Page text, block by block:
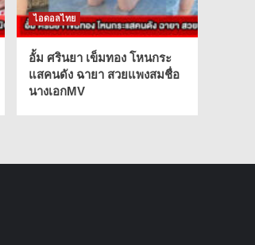
ไอดอลไทย
อั้ม ศรินยา เข็มทอง โหนกระ
แสคนดัง ฉายา สวยแพงสมชื่อ
นางเอกMV